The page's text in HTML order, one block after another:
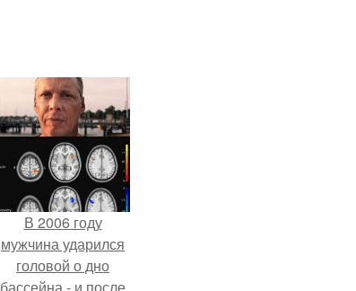
В 2006 году
мужчина ударился
головой о дно